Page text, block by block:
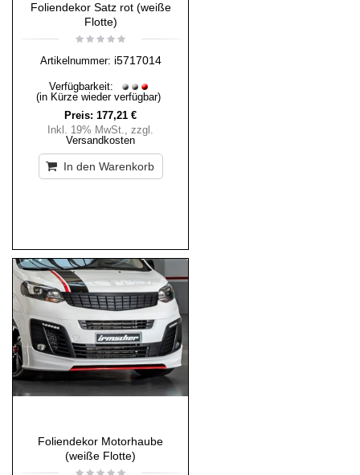
Foliendekor Satz rot (weiße
Flotte)
Artikelnummer: i5717014
Verfügbarkeit:
(in Kürze wieder verfügbar)
Preis: 177,21 €
Inkl. 19% MwSt., zzgl.
Versandkosten
In den Warenkorb
Foliendekor Motorhaube
(weiße Flotte)